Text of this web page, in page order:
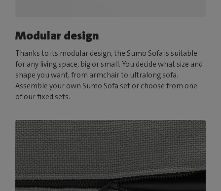
Modular design
Thanks to its modular design, the Sumo Sofa is suitable
for any living space, big or small. You decide what size and
shape you want, from armchair to ultralong sofa.
Assemble your own Sumo Sofa set or choose from one
of our fixed sets.